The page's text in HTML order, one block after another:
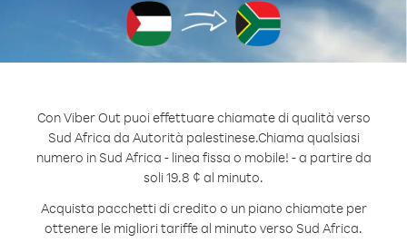
Con Viber Out puoi effettuare chiamate di qualità verso
Sud Africa da Autorità palestinese.Chiama qualsiasi
numero in Sud Africa - linea fissa o mobile! - a partire da
soli 19.8 ¢ al minuto.
Acquista pacchetti di credito o un piano chiamate per
ottenere le migliori tariffe al minuto verso Sud Africa.